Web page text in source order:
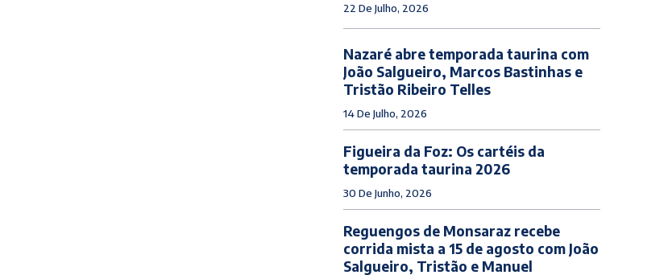
22 De Julho, 2026
Nazaré abre temporada taurina com
João Salgueiro, Marcos Bastinhas e
Tristão Ribeiro Telles
14 De Julho, 2026
Figueira da Foz: Os cartéis da
temporada taurina 2026
30 De Junho, 2026
Reguengos de Monsaraz recebe
corrida mista a 15 de agosto com João
Salgueiro, Tristão e Manuel